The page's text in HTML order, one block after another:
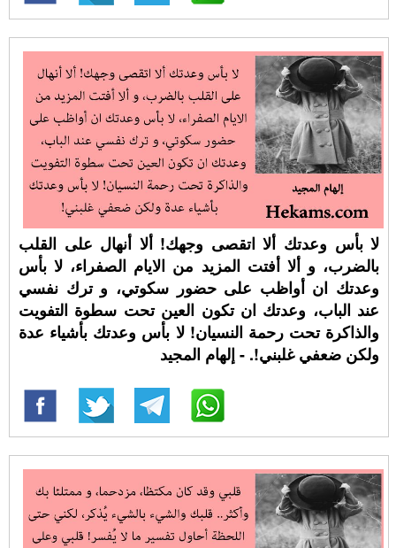
لا بأس وعدتك ألا اتقصى وجهك! ألا أنهال على القلب
بالضرب، و ألا أفتت المزيد من الايام الصفراء، لا بأس
وعدتك ان أواظب على حضور سكوتي، و ترك نفسي
عند الباب، وعدتك ان تكون العين تحت سطوة التفويت
والذاكرة تحت رحمة النسيان! لا بأس وعدتك بأشياء عدة
ولكن ضعفي غلبني!. - إلهام المجيد